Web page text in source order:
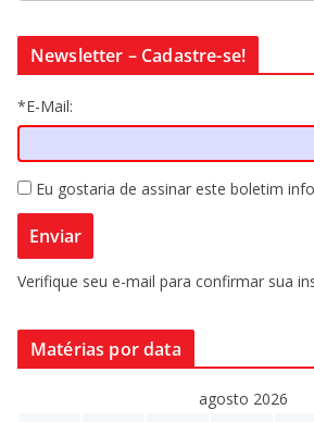
Newsletter – Cadastre-se!
*E-Mail:
Eu gostaria de assinar este boletim
Verifique seu e-mail para confirmar sua
Matérias por data
agosto 2026